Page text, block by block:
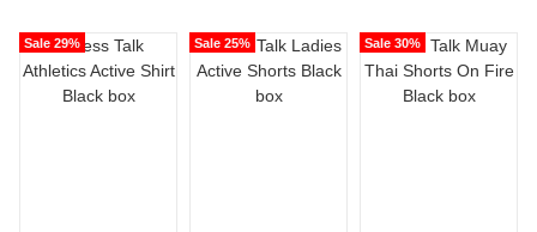
Sale 29% Sale 25% Sale 30%